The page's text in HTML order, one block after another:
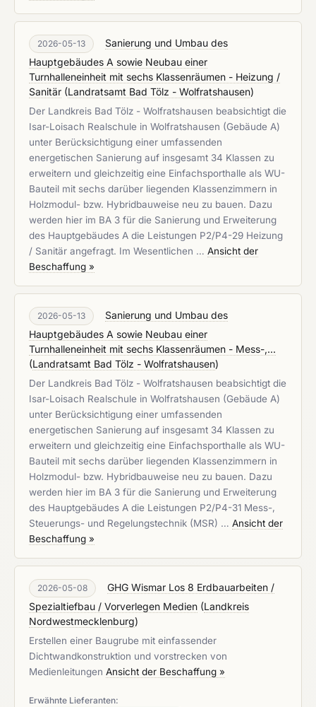
2026-05-13
Sanierung und Umbau des
Hauptgebäudes A sowie Neubau einer
Turnhalleneinheit mit sechs Klassenräumen - Heizung /
Sanitär (Landratsamt Bad Tölz - Wolfratshausen)
Der Landkreis Bad Tölz - Wolfratshausen beabsichtigt die
Isar-Loisach Realschule in Wolfratshausen (Gebäude A)
unter Berücksichtigung einer umfassenden
energetischen Sanierung auf insgesamt 34 Klassen zu
erweitern und gleichzeitig eine Einfachsporthalle als WU-
Bauteil mit sechs darüber liegenden Klassenzimmern in
Holzmodul- bzw. Hybridbauweise neu zu bauen. Dazu
werden hier im BA 3 für die Sanierung und Erweiterung
des Hauptgebäudes A die Leistungen P2/P4-29 Heizung
/ Sanitär angefragt. Im Wesentlichen … Ansicht der
Beschaffung »
2026-05-13
Sanierung und Umbau des
Hauptgebäudes A sowie Neubau einer
Turnhalleneinheit mit sechs Klassenräumen - Mess-,...
(Landratsamt Bad Tölz - Wolfratshausen)
Der Landkreis Bad Tölz - Wolfratshausen beabsichtigt die
Isar-Loisach Realschule in Wolfratshausen (Gebäude A)
unter Berücksichtigung einer umfassenden
energetischen Sanierung auf insgesamt 34 Klassen zu
erweitern und gleichzeitig eine Einfachsporthalle als WU-
Bauteil mit sechs darüber liegenden Klassenzimmern in
Holzmodul- bzw. Hybridbauweise neu zu bauen. Dazu
werden hier im BA 3 für die Sanierung und Erweiterung
des Hauptgebäudes A die Leistungen P2/P4-31 Mess-,
Steuerungs- und Regelungstechnik (MSR) … Ansicht der
Beschaffung »
2026-05-08
GHG Wismar Los 8 Erdbauarbeiten /
Spezialtiefbau / Vorverlegen Medien (Landkreis
Nordwestmecklenburg)
Erstellen einer Baugrube mit einfassender
Dichtwandkonstruktion und vorstrecken von
Medienleitungen Ansicht der Beschaffung »
Erwähnte Lieferanten: